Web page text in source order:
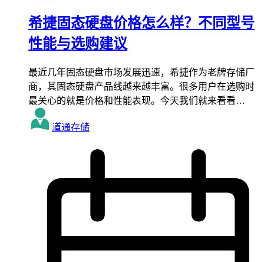
希捷固态硬盘价格怎么样？不同型号
性能与选购建议
最近几年固态硬盘市场发展迅速，希捷作为老牌存储厂
商，其固态硬盘产品线越来越丰富。很多用户在选购时
最关心的就是价格和性能表现。今天我们就来看看…
道通存储